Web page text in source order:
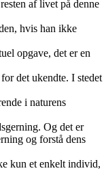
af ​​livet på denne
hvis han ikke
opgave, det er en
det ukendte. I stedet
i naturens
Og det er
og forstå dens
kun et enkelt individ,